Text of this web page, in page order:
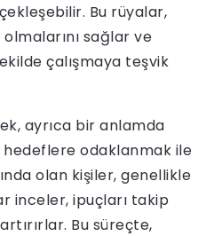
Bu rüyalar,
sağlar ve
çalışmaya teşvik
ayrıca bir anlamda
odaklanmak ile
olan kişiler, genellikle
inceler, ipuçları takip
Bu süreçte,